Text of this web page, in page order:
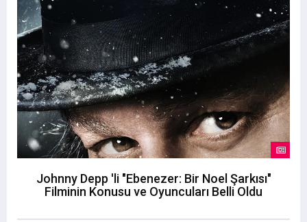
Johnny Depp 'li "Ebenezer: Bir Noel Şarkısı"
Filminin Konusu ve Oyuncuları Belli Oldu